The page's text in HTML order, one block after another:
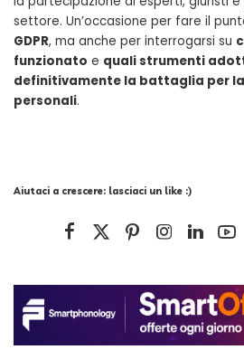
settore. Un’occasione per fare il
GDPR, ma anche per interrogarsi su
funzionato e quali strumenti
definitivamente la battaglia per
personali.
Aiutaci a crescere: lasciaci un like :)